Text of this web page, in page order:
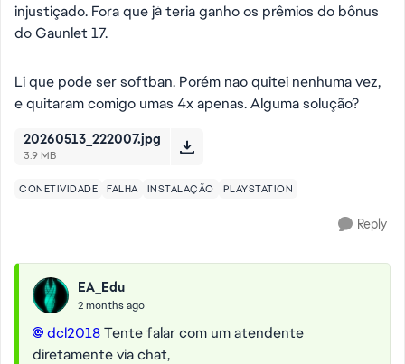
injustiçado. Fora que já teria ganho os prêmios do bônus
do Gaunlet 17.
Li que pode ser softban. Porém nao quitei nenhuma vez,
e quitaram comigo umas 4x apenas. Alguma solução?
20260513_222007.jpg
3.9 MB
CONETIVIDADE FALHA INSTALAÇÃO PLAYSTATION
Reply
EA_Edu
2 months ago
dcl2018​Tente falar com um atendente
diretamente via chat,